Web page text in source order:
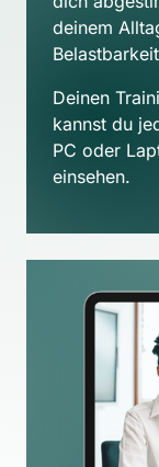
deinem
Deinen
kannst du
PC oder
einsehen.